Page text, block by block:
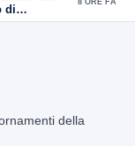
di
kg di
8 ORE FA
della